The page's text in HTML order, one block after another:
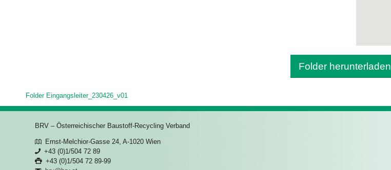
Folder herunterladen
Folder Eingangsleiter_230426_v01
BRV – Österreichischer Baustoff-Recycling Verband
Ernst-Melchior-Gasse 24, A-1020 Wien
+43 (0)1/504 72 89
+43 (0)1/504 72 89-99